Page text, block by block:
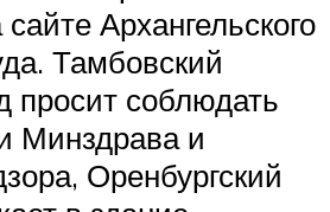
Архангельского
Тамбовский
просит соблюдать
Минздрава и
Оренбургский